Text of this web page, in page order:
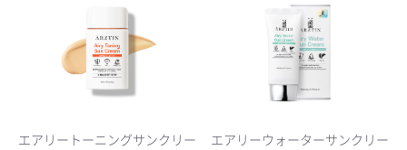
エアリートーニングサンクリー
エアリーウォーターサンクリー